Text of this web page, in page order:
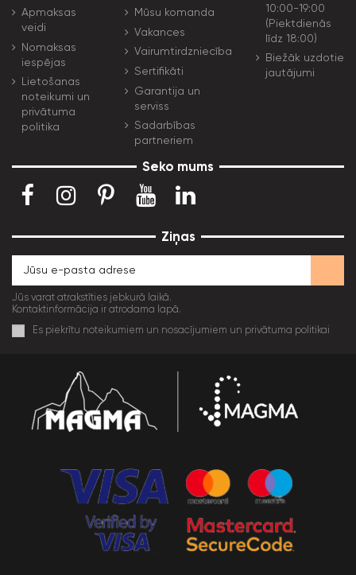
Apmaksas
veidi
Nomaksas
iespējas
Lietošanas
noteikumi un
privātuma
politika
Mūsu komanda
Vakances
Vairumtirdzniecība
Sertifikāti
Garantija un
serviss
Sadarbības
partneriem
10:00-19:00
(Piektdienās
līdz 18:00)
Biežāk uzdotie
jautājumi
Seko mums
Ziņas
Jūs varat atrakstīties jebkurā laikā.
Kontaktinformācija ir atrodama lapā.
Es piekrītu noteikumiem un nosacījumiem un privātuma politikai